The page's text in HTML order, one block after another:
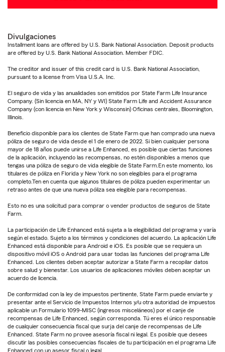
Divulgaciones
Installment loans are offered by U.S. Bank National Association. Deposit products
are offered by U.S. Bank National Association. Member FDIC.
The creditor and issuer of this credit card is U.S. Bank National Association,
pursuant to a license from Visa U.S.A. Inc.
El seguro de vida y las anualidades son emitidos por State Farm Life Insurance
Company. (Sin licencia en MA, NY y WI) State Farm Life and Accident Assurance
Company (con licencia en New York y Wisconsin) Oficinas centrales, Bloomington,
Illinois.
Beneficio disponible para los clientes de State Farm que han comprado una nueva
póliza de seguro de vida desde el 1 de enero de 2022. Si bien cualquier persona
mayor de 18 años puede unirse a Life Enhanced, es posible que ciertas funciones
de la aplicación, incluyendo las recompensas, no estén disponibles a menos que
tengas una póliza de seguro de vida elegible de State Farm.En este momento, los
titulares de póliza en Florida y New York no son elegibles para el programa
completo.Ten en cuenta que algunos titulares de póliza pueden experimentar un
retraso antes de que una nueva póliza sea elegible para recompensas.
Esto no es una solicitud para comprar o vender productos de seguros de State
Farm.
La participación de Life Enhanced está sujeta a la elegibilidad del programa y varía
según el estado. Sujeto a los términos y condiciones del acuerdo. La aplicación Life
Enhanced está disponible para Android e iOS. Es posible que se requiera un
dispositivo móvil iOS o Android para usar todas las funciones del programa Life
Enhanced. Los clientes deben aceptar autorizar a State Farm a recopilar datos
sobre salud y bienestar. Los usuarios de aplicaciones móviles deben aceptar un
acuerdo de licencia.
De conformidad con la ley de impuestos pertinente, State Farm puede enviarte y
presentar ante el Servicio de Impuestos Internos y/u otra autoridad de impuestos
aplicable un Formulario 1099-MISC (ingresos misceláneos) por el canje de
recompensas de Life Enhanced, según corresponda. Tú eres el único responsable
de cualquier consecuencia fiscal que surja del canje de recompensas de Life
Enhanced. State Farm no provee asesoría fiscal ni legal. Es posible que desees
discutir las posibles consecuencias fiscales de tu participación en el programa Life
Enhanced con un asesor fiscal o legal.